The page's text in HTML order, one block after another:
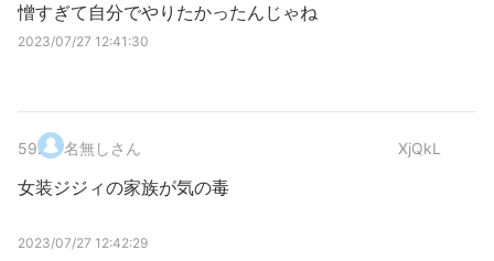
憎すぎて自分でやりたかったんじゃね
2023/07/27 12:41:30
59. 名無しさん XjQkL
女装ジジィの家族が気の毒
2023/07/27 12:42:29